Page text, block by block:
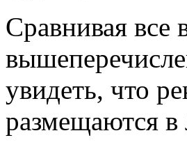
Сравнивая все
увидеть, что
размещаются в